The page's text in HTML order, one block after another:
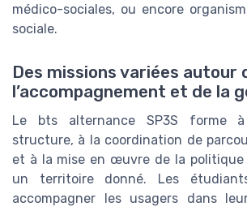
médico-sociales, ou encore
sociale.
Des missions variées autour
l’accompagnement et de la
Le bts alternance SP3S forme
structure, à la coordination de
et à la mise en œuvre de la
un territoire donné. Les
accompagner les usagers dans